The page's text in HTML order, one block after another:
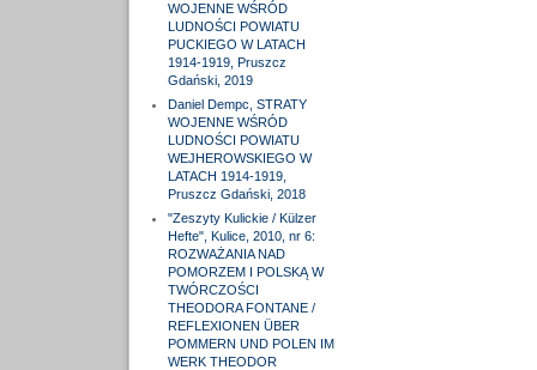
WOJENNE WŚRÓD
LUDNOŚCI POWIATU
PUCKIEGO W LATACH
1914-1919, Pruszcz
Gdański, 2019
Daniel Dempc, STRATY
WOJENNE WŚRÓD
LUDNOŚCI POWIATU
WEJHEROWSKIEGO W
LATACH 1914-1919,
Pruszcz Gdański, 2018
"Zeszyty Kulickie / Külzer
Hefte", Kulice, 2010, nr 6:
ROZWAŻANIA NAD
POMORZEM I POLSKĄ W
TWÓRCZOŚCI
THEODORA FONTANE /
REFLEXIONEN ÜBER
POMMERN UND POLEN IM
WERK THEODOR